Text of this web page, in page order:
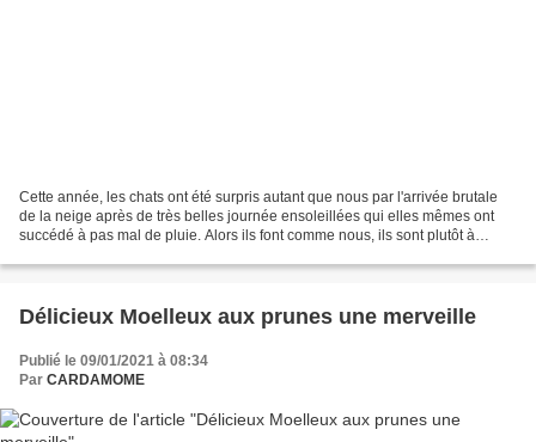
Cette année, les chats ont été surpris autant que nous par l'arrivée brutale
de la neige après de très belles journée ensoleillées qui elles mêmes ont
succédé à pas mal de pluie. Alors ils font comme nous, ils sont plutôt à
Délicieux Moelleux aux prunes une merveille
Publié le 09/01/2021 à 08:34
Par CARDAMOME